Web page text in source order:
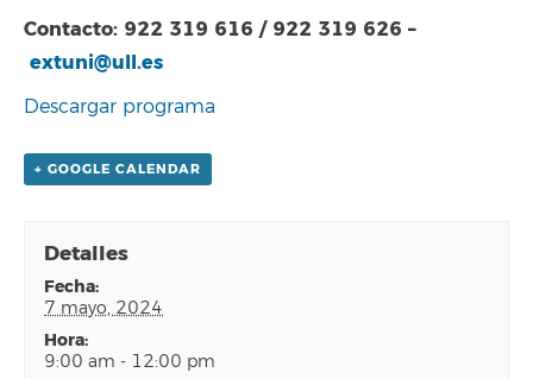
Contacto: 922 319 616 / 922 319 626 –
extuni@ull.es
Descargar programa
+ GOOGLE CALENDAR
Detalles
fecha:
7 mayo, 2024
hora:
9:00 am - 12:00 pm